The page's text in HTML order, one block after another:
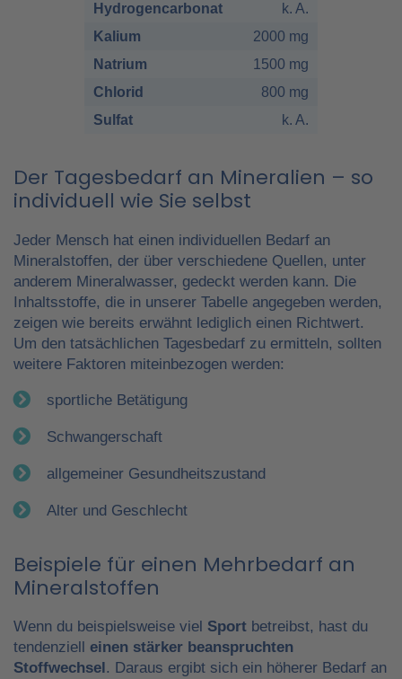
Hydrogencarbonat
k. A.
Kalium
2000 mg
Natrium
1500 mg
Chlorid
800 mg
Sulfat
k. A.
Der Tagesbedarf an Mineralien – so
individuell wie Sie selbst
Jeder Mensch hat einen individuellen Bedarf an
Mineralstoffen, der über verschiedene Quellen, unter
anderem Mineralwasser, gedeckt werden kann. Die
Inhaltsstoffe, die in unserer Tabelle angegeben werden,
zeigen wie bereits erwähnt lediglich einen Richtwert.
Um den tatsächlichen Tagesbedarf zu ermitteln, sollten
weitere Faktoren miteinbezogen werden:
sportliche Betätigung
Schwangerschaft
allgemeiner Gesundheitszustand
Alter und Geschlecht
Beispiele für einen Mehrbedarf an
Mineralstoffen
Wenn du beispielsweise viel Sport betreibst, hast du
tendenziell einen stärker beanspruchten
Stoffwechsel. Daraus ergibt sich ein höherer Bedarf an